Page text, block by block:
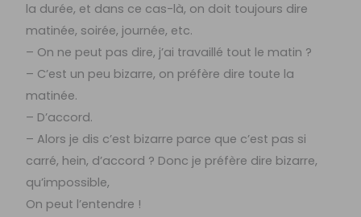
la durée, et dans ce cas-là, on doit toujours dire
matinée, soirée, journée, etc.
– On ne peut pas dire, j’ai travaillé tout le matin ?
– C’est un peu bizarre, on préfère dire toute la
matinée.
– D’accord.
– Alors je dis c’est bizarre parce que c’est pas si
carré, hein, d’accord ? Donc je préfère dire bizarre,
qu’impossible,
On peut l’entendre !